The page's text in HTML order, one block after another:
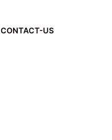
CONTACT-US